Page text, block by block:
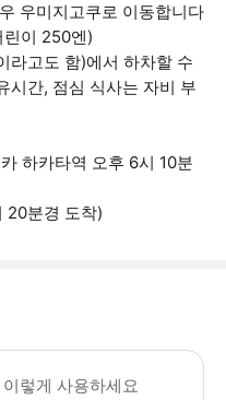
우미지고쿠로 이동합니다
이 250엔)
라고도 함)에서 하차할 수
시간, 점심 식사는 자비 부
하카타역 오후 6시 10분
20분경 도착)
하신 날짜에만 유효합니다. 본 투
이렇게 사용하세요